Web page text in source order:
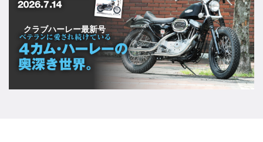
クラブハーレー最新号